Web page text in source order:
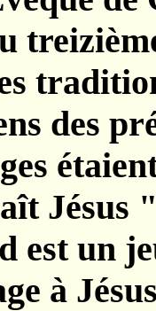
des
Jésus
un
à Jésus